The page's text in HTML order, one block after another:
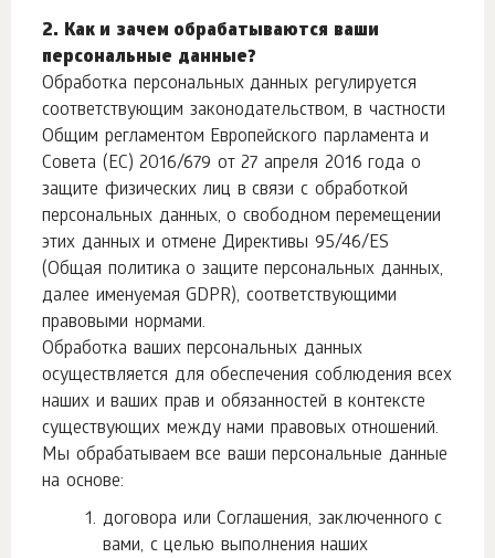
2. Как и зачем обрабатываются ваши
персональные данные?
Обработка персональных данных регулируется
соответствующим законодательством, в частности
Общим регламентом Европейского парламента и
Совета (EC) 2016/679 от 27 апреля 2016 года о
защите физических лиц в связи с обработкой
персональных данных, о свободном перемещении
этих данных и отмене Директивы 95/46/ES
(Общая политика о защите персональных данных,
далее именуемая GDPR), соответствующими
правовыми нормами.
Обработка ваших персональных данных
осуществляется для обеспечения соблюдения всех
наших и ваших прав и обязанностей в контексте
существующих между нами правовых отношений.
Мы обрабатываем все ваши персональные данные
на основе:
договора или Соглашения, заключенного с
вами, с целью выполнения наших